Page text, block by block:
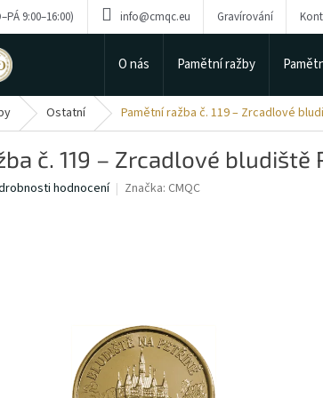
info@cmqc.eu Gravírování
O nás Pamětní ražby
Ostatní Pamětní ražba č. 119 – Zrcadlové
č. 119 – Zrcadlové bludiště
hodnocení Značka: CMQC